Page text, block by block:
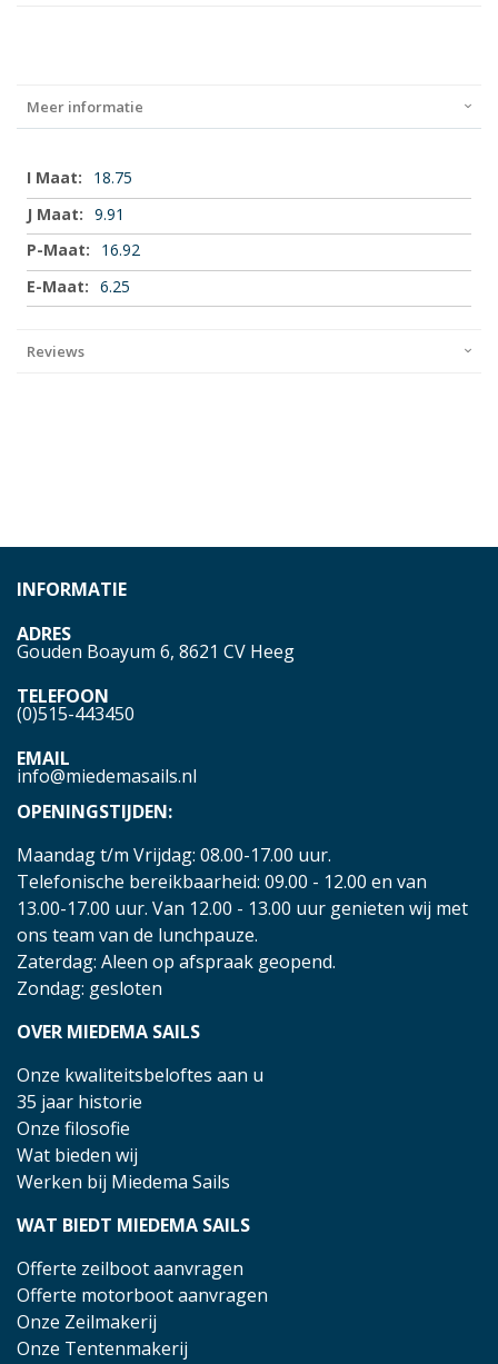
Meer informatie
Meer
informatie
18.75
9.91
16.92
6.25
Reviews
INFORMATIE
ADRES
Gouden Boayum 6, 8621 CV Heeg
TELEFOON
(0)515-443450
EMAIL
info@miedemasails.nl
OPENINGSTIJDEN:
Maandag t/m Vrijdag: 08.00-17.00 uur.
Telefonische bereikbaarheid: 09.00 - 12.00 en van
13.00-17.00 uur. Van 12.00 - 13.00 uur genieten wij met
ons team van de lunchpauze.
Zaterdag: Aleen op afspraak geopend.
Zondag: gesloten
OVER MIEDEMA SAILS
Onze kwaliteitsbeloftes aan u
35 jaar historie
Onze filosofie
Wat bieden wij
Werken bij Miedema Sails
WAT BIEDT MIEDEMA SAILS
Offerte zeilboot aanvragen
Offerte motorboot aanvragen
Onze Zeilmakerij
Onze Tentenmakerij